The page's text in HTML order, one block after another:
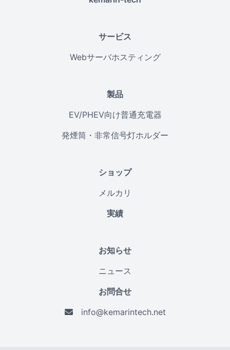
サービス
Webサーバホスティング
製品
EV/PHEV向け普通充電器
発煙筒・非常信号灯ホルダー
ショップ
メルカリ
実績
お知らせ
ニュース
お問合せ
info@kemarintech.net